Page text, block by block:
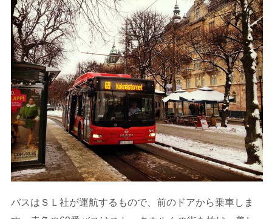
バスはＳＬ社が運航するもので、前のドアから乗車しま